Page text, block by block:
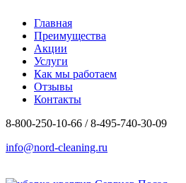
Главная
Преимущества
Акции
Услуги
Как мы работаем
Отзывы
Контакты
8-800-250-10-66 / 8-495-740-30-09
info@nord-cleaning.ru